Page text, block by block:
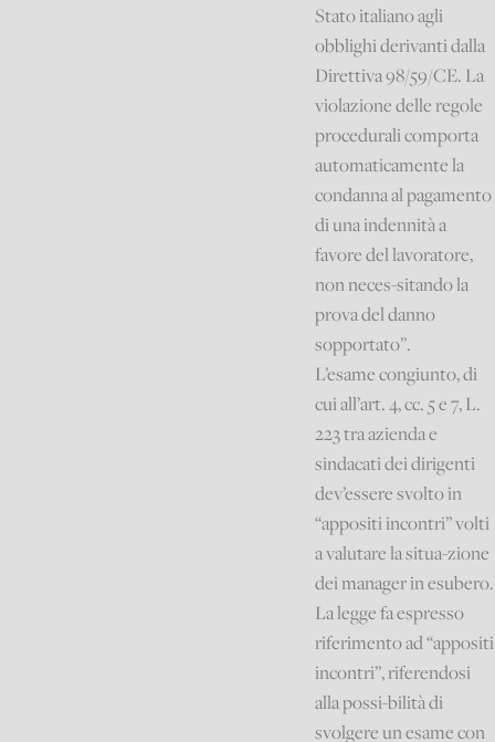
Stato italiano agli
obblighi derivanti dalla
Direttiva 98/59/CE. La
violazione delle regole
procedurali comporta
automaticamente la
condanna al pagamento
di una indennità a
favore del lavoratore,
non neces-sitando la
prova del danno
sopportato”.
L’esame congiunto, di
cui all’art. 4, cc. 5 e 7, L.
223 tra azienda e
sindacati dei dirigenti
dev’essere svolto in
“appositi incontri” volti
a valutare la situa-zione
dei manager in esubero.
La legge fa espresso
riferimento ad “appositi
incontri”, riferendosi
alla possi-bilità di
svolgere un esame con